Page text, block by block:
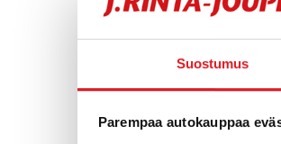
Suostumus
Parempaa autokauppaa
Latausliitäntä
toimintamatka-arvot